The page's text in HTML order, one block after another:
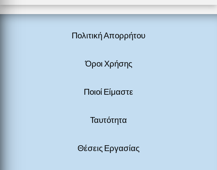
Πολιτική Απορρήτου
Όροι Χρήσης
Ποιοί Είμαστε
Ταυτότητα
Θέσεις Εργασίας